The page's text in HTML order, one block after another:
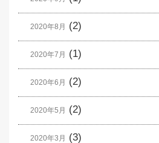
2020年8月 (2)
2020年7月 (1)
2020年6月 (2)
2020年5月 (2)
2020年3月 (3)